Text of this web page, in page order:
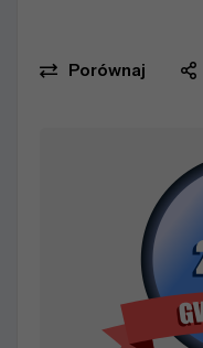
Porównaj